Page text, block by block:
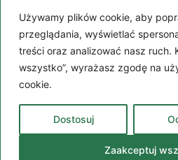
Używamy plików cookie, aby
przeglądania, wyświetlać
treści oraz analizować nasz ruch.
wszystko”, wyrażasz zgodę na
cookie.
Dostosuj
Zaakceptuj
Części Maszyny Moje konto
Kontakt
98-200 Sieradz, ul. Polskiej
© Camara Polska 2024 | Strona